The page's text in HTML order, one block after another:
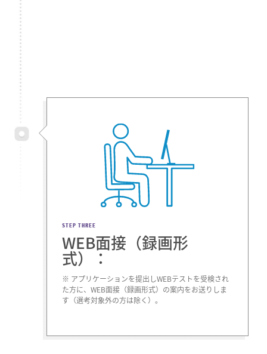
STEP THREE
WEB面接（録画形
式）：
※ アプリケーションを提出しWEBテストを受検され
た方に、WEB面接（録画形式）の案内をお送りしま
す（選考対象外の方は除く）。